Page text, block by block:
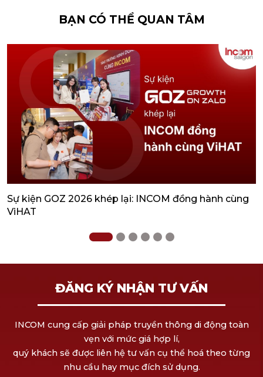
BẠN CÓ THỂ QUAN TÂM
Sự kiện GOZ 2026 khép lại: INCOM đồng hành cùng
ViHAT
ĐĂNG KÝ NHẬN TƯ VẤN
INCOM cung cấp giải pháp truyền thông di động toàn
vẹn với mức giá hợp lí,
quý khách sẽ được liên hệ tư vấn cụ thể hoá theo từng
nhu cầu hay mục đích sử dụng.